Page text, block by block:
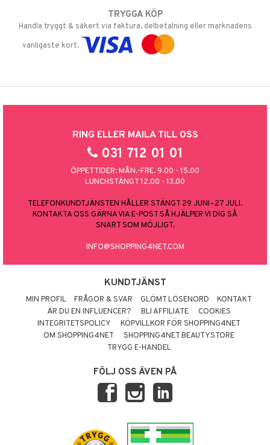
TRYGGA KÖP
Handla tryggt & säkert via faktura, delbetalning eller marknadens
vanligaste kort.
RING ELLER MAILA TILL OSS
031 712 01 01
ÖPPETTIDER: MÅN.-FRE. 9.00 - 15.00
LUNCHSTÄNGT 12.00 - 13.00
TELEFONKUNDTJÄNSTEN HÅLLER STÄNGT 29 JUNI–27 JULI.
KONTAKTA OSS GÄRNA VIA E-POST SÅ HJÄLPER VI DIG SÅ
SNART SOM MÖJLIGT.
INFO@SHOPPING4NET.COM
KUNDTJÄNST
MIN PROFIL FRÅGOR & SVAR GLÖMT LÖSENORD
KONTAKT
ÄR DU EN INFLUENCER?
BLI AFFILIATE
COOKIES
INTEGRITETSPOLICY
KÖPVILLKOR FÖR SHOPPING4NET
OM SHOPPING4NET
SHOPPING4NET BEAUTYSTORE
TRYGG E-HANDEL
FÖLJ OSS ÄVEN PÅ